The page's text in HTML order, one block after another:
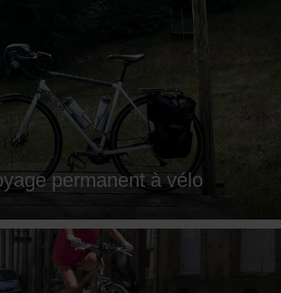
permanent à vélo